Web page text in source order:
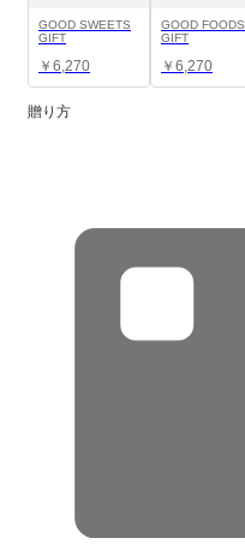
GOOD SWEETS
GIFT
￥6,270
GOOD FOODS
GIFT
￥6,270
贈り方